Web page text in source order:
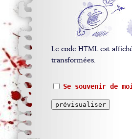
Le code HTML est
transformées.
Se souvenir de